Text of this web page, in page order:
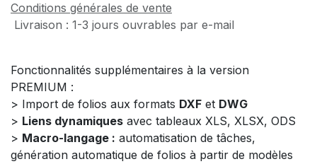
Conditions générales de vente
Livraison : 1-3 jours ouvrables par e-mail
Fonctionnalités supplémentaires à la version
PREMIUM :
> Import de folios aux formats DXF et DWG
> Liens dynamiques avec tableaux XLS, XLSX, ODS
> Macro-langage : automatisation de tâches,
génération automatique de folios à partir de modèles